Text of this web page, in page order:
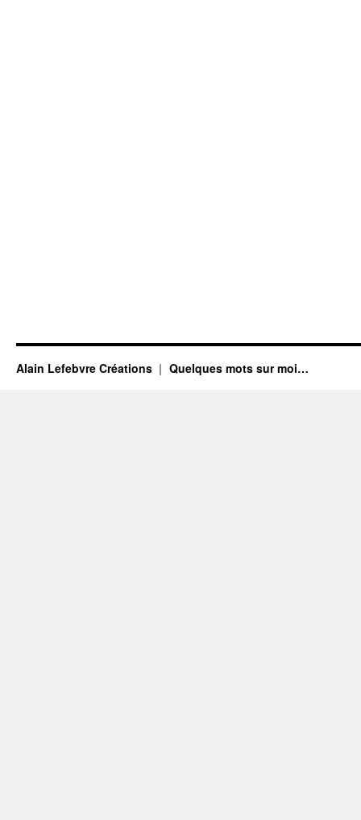
Alain Lefebvre Créations Quelques mots sur moi…